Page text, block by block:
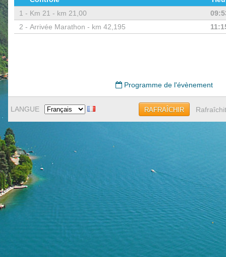
1 - Km 21 - km 21,00
2 - Arrivée Marathon - km 42,195
Programme de l'évènement
LANGUE RAFRAÎCHIR